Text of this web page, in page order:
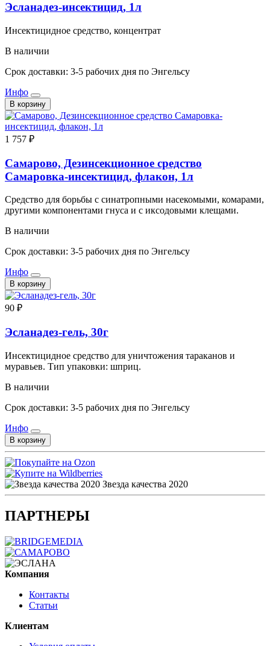
Эсланадез-инсектицид, 1л
Инсектицидное средство, концентрат
В наличии
Срок доставки: 3-5 рабочих дня по Энгельсу
Инфо
В корзину
1 757 ₽
Самарово, Дезинсекционное средство
Самаровка-инсектицид, флакон, 1л
Средство для борьбы с синатропными насекомыми, комарами,
другими компонентами гнуса и с иксодовыми клещами.
В наличии
Срок доставки: 3-5 рабочих дня по Энгельсу
Инфо
В корзину
90 ₽
Эсланадез-гель, 30г
Инсектицидное средство для уничтожения тараканов и
муравьев. Тип упаковки: шприц.
В наличии
Срок доставки: 3-5 рабочих дня по Энгельсу
Инфо
В корзину
Звезда качества 2020
ПАРТНЕРЫ
Компания
Контакты
Статьи
Клиентам